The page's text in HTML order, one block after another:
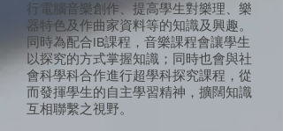
行電腦音樂創作、提高學生對樂理、樂
器特色及作曲家資料等的知識及興趣。
同時為配合IB課程，音樂課程會讓學生
以探究的方式掌握知識；同時也會與社
會科學科合作進行超學科探究課程，從
而發揮學生的自主學習精神，擴闊知識
互相聯繫之視野。